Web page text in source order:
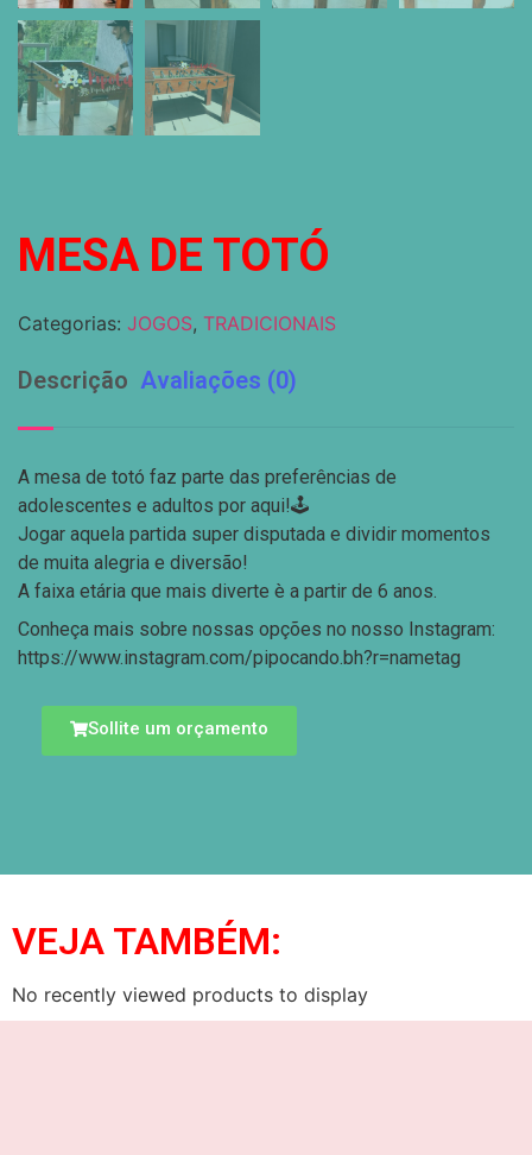
MESA DE TOTÓ
Categorias: JOGOS, TRADICIONAIS
Descrição Avaliações (0)
A mesa de totó faz parte das preferências de
adolescentes e adultos por aqui!🕹️
Jogar aquela partida super disputada e dividir momentos
de muita alegria e diversão!
A faixa etária que mais diverte è a partir de 6 anos.
Conheça mais sobre nossas opções no nosso Instagram:
https://www.instagram.com/pipocando.bh?r=nametag
Sollite um orçamento
VEJA TAMBÉM:
No recently viewed products to display